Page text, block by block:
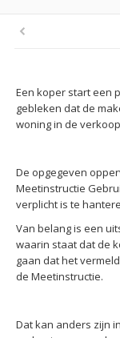
Een koper start een
gebleken dat de
woning in de
De opgegeven
Meetinstructie
verplicht is te
Van belang is een
waarin staat dat de
gaan dat het
de Meetinstructie.
Dat kan anders zijn